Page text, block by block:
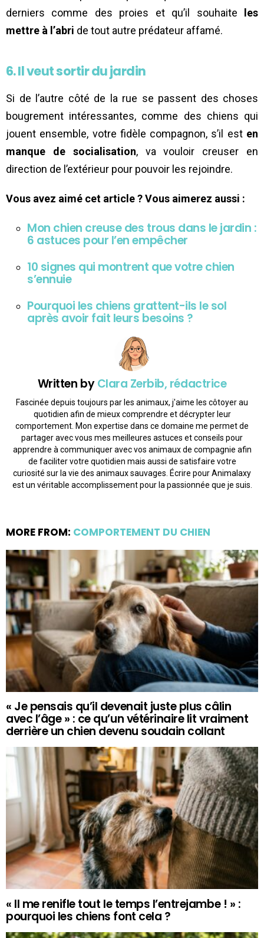
derniers comme des proies et qu’il souhaite
les
mettre à l’abri de tout autre prédateur affamé.
6. Il veut sortir du jardin
Si de l’autre côté de la rue se passent des choses
bougrement intéressantes, comme des chiens qui
jouent ensemble, votre fidèle compagnon, s’il est en
manque de socialisation, va vouloir creuser en
direction de l’extérieur pour pouvoir les rejoindre.
Vous avez aimé cet article ? Vous aimerez aussi :
Mon chien creuse des trous dans le jardin :
6 astuces pour l’en empêcher
10 signes qui montrent que votre chien
s’ennuie
Pourquoi les chiens grattent-ils le sol
après avoir fait leurs besoins ?
Written byClara Zerbib, rédactrice
Fascinée depuis toujours par les animaux, j'aime les côtoyer au
quotidien afin de mieux comprendre et décrypter leur
comportement. Mon expertise dans ce domaine me permet de
partager avec vous mes meilleures astuces et conseils pour
apprendre à communiquer avec vos animaux de compagnie afin
de faciliter votre quotidien mais aussi de satisfaire votre
curiosité sur la vie des animaux sauvages. Écrire pour Animalaxy
est un véritable accomplissement pour la passionnée que je suis.
MORE FROM: COMPORTEMENT DU CHIEN
« Je pensais qu’il devenait juste plus câlin
avec l’âge » : ce qu’un vétérinaire lit vraiment
derrière un chien devenu soudain collant
« Il me renifle tout le temps l’entrejambe ! » :
pourquoi les chiens font cela ?